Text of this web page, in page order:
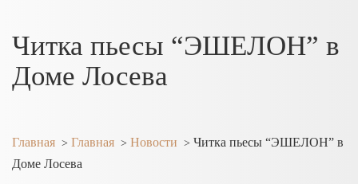
Читка пьесы “ЭШЕЛОН” в
Доме Лосева
Главная > Главная > Новости > Читка пьесы “ЭШЕЛОН” в
Доме Лосева